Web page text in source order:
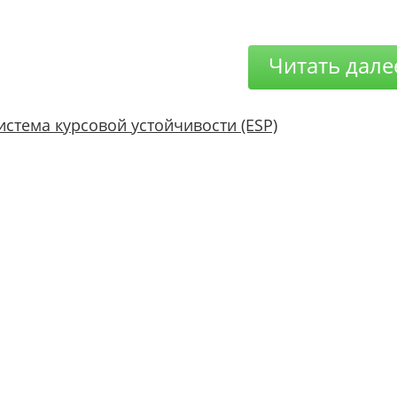
Читать
курсовой устойчивости (ESP)